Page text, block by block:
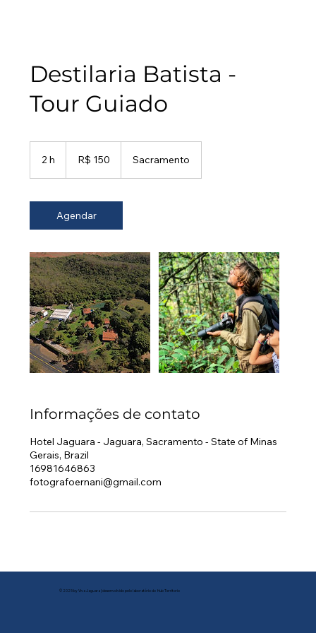
Destilaria Batista -
Tour Guiado
2 h
brasileiros
R$ 150 Sacramento
Agendar
Informações de contato
Hotel Jaguara - Jaguara, Sacramento - State of Minas
Gerais, Brazil
16981646863
fotografoernani@gmail.com
© 2025 by Viva Jaguara | desenvolvido pelo laboratório do Hub Territorio